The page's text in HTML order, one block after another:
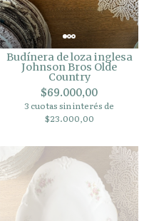
Budínera de loza inglesa
Johnson Bros Olde
Country
$69.000,00
3 cuotas sin interés de
$23.000,00